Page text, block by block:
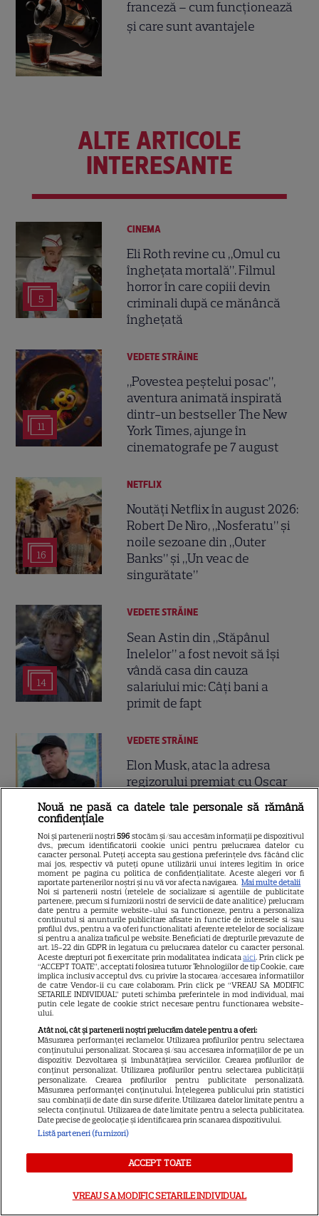
franceză – cum funcționează
și care sunt avantajele
ALTE ARTICOLE
INTERESANTE
5
CINEMA
Eli Roth revine cu „Omul cu
înghețata mortală”. Filmul
horror în care copiii devin
criminali după ce mănâncă
înghețată
11
VEDETE STRĂINE
„Povestea peștelui posac”,
aventura animată inspirată
dintr-un bestseller The New
York Times, ajunge în
cinematografe pe 7 august
16
NETFLIX
Noutăți Netflix în august 2026:
Robert De Niro, „Nosferatu” și
noile sezoane din „Outer
Banks” și „Un veac de
singurătate”
14
VEDETE STRĂINE
Sean Astin din „Stăpânul
Inelelor” a fost nevoit să își
vândă casa din cauza
salariului mic: Câți bani a
primit de fapt
14
VEDETE STRĂINE
Elon Musk, atac la adresa
regizorului premiat cu Oscar
despre viața sa. Filmul are 232
de minute
3
VEDETE STRĂINE
Marvel are un nou Black
Panther. David Jonsson preia
moștenirea lui Chadwick
Boseman
7
VEDETE STRĂINE
Ryan Gosling este noul Ghost
Rider din Universul Marvel.
Anunțul făcut la Comic-Con i-
a entuziasmat pe fani
DISNEY PLUS
„Diavolul se îmbracă de la
Meryl Streep și Anne
Runway
Nouă ne pasă ca datele tale personale să rămână
confidențiale
Noi și partenerii noștri596 stocăm și/sau accesăm informații pe dispozitivul
dvs., precum identificatorii cookie unici pentru prelucrarea datelor cu
caracter personal. Puteți accepta sau gestiona preferințele dvs. făcând clic
mai jos, respectiv vă puteți opune utilizării unui interes legitim în orice
moment pe pagina cu politica de confidențialitate. Aceste alegeri vor fi
raportate partenerilor noștri și nu vă vor afecta navigarea. Mai multe detalii
Noi si partenerii nostri (retelele de socializare si agentiile de publicitate
partenere, precum si furnizorii nostri de servicii de date analitice) prelucram
date pentru a permite website-ului sa functioneze, pentru a personaliza
continutul si anunturile publicitare afisate in functie de interesele si/sau
profilul dvs., pentru a va oferi functionalitati aferente retelelor de socializare
si pentru a analiza traficul pe website. Beneficiati de drepturile prevazute de
art. 15-22 din GDPR in legatura cu prelucrarea datelor cu caracter personal.
Aceste drepturi pot fi exercitate prin modalitatea indicataaici. Prin click pe
“ACCEPT TOATE”, acceptati folosirea tuturor Tehnologiilor de tip Cookie, care
implica inclusiv acceptul dvs. cu privire la stocarea/accesarea informatiilor
de catre Vendor-ii cu care colaboram. Prin click pe “VREAU SA MODIFIC
SETARILE INDIVIDUAL” puteti schimba preferintele in mod individual, mai
putin cele legate de cookie strict necesare pentru functionarea website-
ului.
Atât noi, cât și partenerii noștri prelucrăm datele pentru a oferi:
Măsurarea performanței reclamelor. Utilizarea profilurilor pentru selectarea
conținutului personalizat. Stocarea și/sau accesarea informațiilor de pe un
dispozitiv. Dezvoltarea și îmbunătățirea serviciilor. Crearea profilurilor de
conținut personalizat. Utilizarea profilurilor pentru selectarea publicității
personalizate. Crearea profilurilor pentru publicitate personalizată.
Măsurarea performanței conținutului. Înțelegerea publicului prin statistici
sau combinații de date din surse diferite. Utilizarea datelor limitate pentru a
selecta conținutul. Utilizarea de date limitate pentru a selecta publicitatea.
Date precise de geolocație și identificarea prin scanarea dispozitivului.
Listă parteneri (furnizori)
ACCEPT TOATE
VREAU SA MODIFIC SETARILE INDIVIDUAL